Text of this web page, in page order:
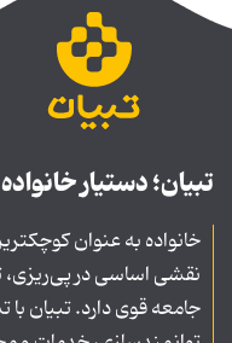
تبیان؛ دستیار خانواده
خانواده به عنوان
نقشی اساسی در
جامعه قوی دارد. تبیان